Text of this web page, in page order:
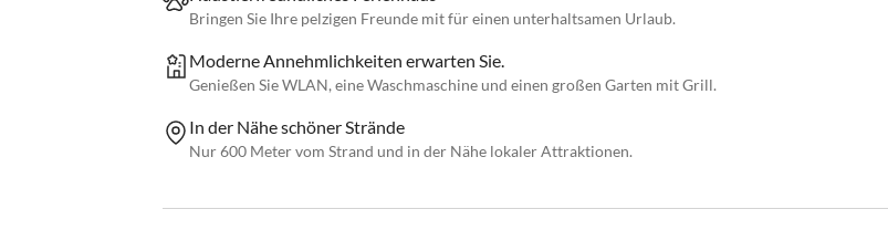
Bringen Sie Ihre pelzigen Freunde mit für einen unterhaltsamen Urlaub.
Moderne Annehmlichkeiten erwarten Sie.
Genießen Sie WLAN, eine Waschmaschine und einen großen Garten mit Grill.
In der Nähe schöner Strände
Nur 600 Meter vom Strand und in der Nähe lokaler Attraktionen.